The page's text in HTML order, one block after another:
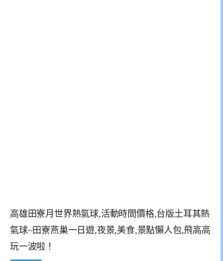
高雄田寮月世界熱氣球,活動時間價格,台版土耳其熱
氣球~田寮燕巢一日遊,夜景,美食,景點懶人包,飛高高
玩一波啦！